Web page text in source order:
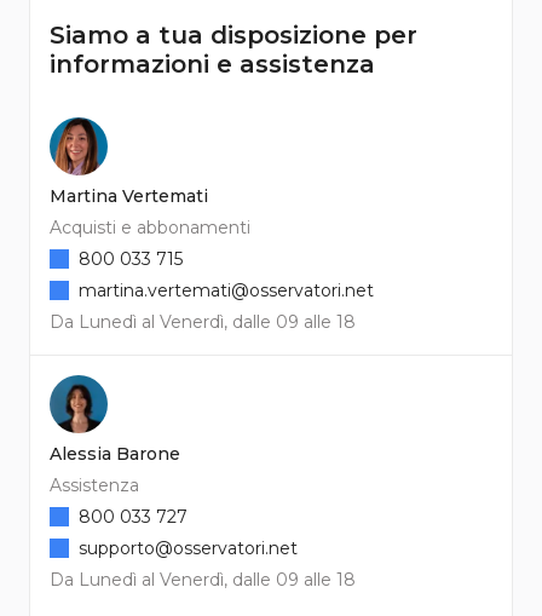
Siamo a tua disposizione per
informazioni e assistenza
Martina Vertemati
Acquisti e abbonamenti
Da Lunedì al Venerdì, dalle 09 alle 18
800 033 715
martina.vertemati@osservatori.net
Alessia Barone
Assistenza
Da Lunedì al Venerdì, dalle 09 alle 18
800 033 727
supporto@osservatori.net